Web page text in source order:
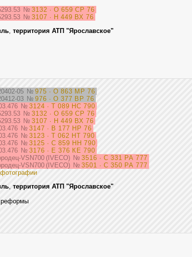
№ 3132 · О 659 СР 76
№ 3107 · Н 449 ВХ 76
, территория АТП "Ярославское"
05 № 975 · О 863 МР 76
03 № 976 · О 377 ВР 76
№ 3124 · Т 089 НС 790
№ 3132 · О 659 СР 76
№ 3107 · Н 449 ВХ 76
№ 3147 · В 177 НР 76
№ 3123 · Т 062 НТ 790
№ 3125 · С 859 НН 790
№ 3176 · Е 376 КЕ 790
VSN700 (IVECO) № 3516 · С 331 РА 777
VSN700 (IVECO) № 3501 · С 350 РА 777
, территория АТП "Ярославское"
реформы